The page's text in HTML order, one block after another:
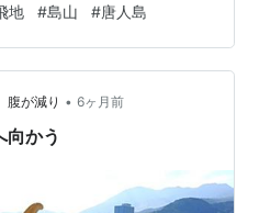
れた らしい また 江戸期に
そうだ 島影で 船を泊めるの
ル船も 来航していたことか
い ということは 森藩の港
の浜…
地 #島山 #唐人島
が減り • 6ヶ月前
かう